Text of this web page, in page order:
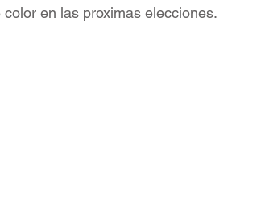
color en las proximas elecciones.